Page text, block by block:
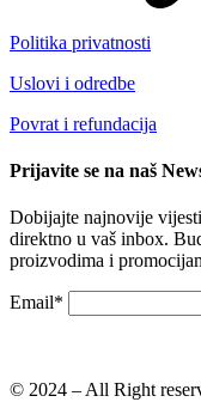
Politika privatnosti
Uslovi i odredbe
Povrat i refundacija
Prijavite se na naš
Dobijajte najnovije
direktno u vaš inbox.
proizvodima i
Email*
© 2024 – All Right